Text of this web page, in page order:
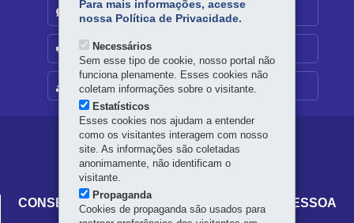
MAPA DO SITE
DENUNCIE CORRUPÇÃO
OUVIDORIA
Navegação
principal
CONSELHO ESTADUAL DOS DIREITOS DA PESSOA
IDOSA DO PARANÁ
Para mais informações, acesse
nossa Política de Privacidade.
Necessários
Sem esse tipo de cookie, nosso portal não
funciona plenamente. Esses cookies não
coletam informações sobre o visitante.
Estatísticos
Esses cookies nos ajudam a entender
como os visitantes interagem com nosso
site. As informações são coletadas
anonimamente, não identificam o
visitante.
Propaganda
Cookies de propaganda são usados para